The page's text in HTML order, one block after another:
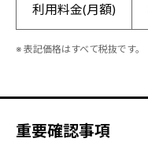
利用料金(月額)
※ 表記価格はすべて税抜です。
重要確認事項